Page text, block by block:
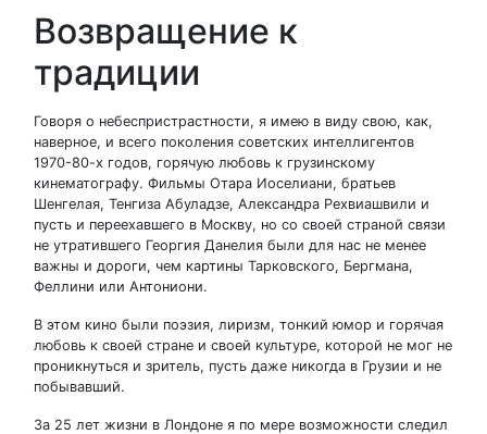
Возвращение к
традиции
Говоря о небеспристрастности, я имею в виду свою, как,
наверное, и всего поколения советских интеллигентов
1970-80-х годов, горячую любовь к грузинскому
кинематографу. Фильмы Отара Иоселиани, братьев
Шенгелая, Тенгиза Абуладзе, Александра Рехвиашвили и
пусть и переехавшего в Москву, но со своей страной связи
не утратившего Георгия Данелия были для нас не менее
важны и дороги, чем картины Тарковского, Бергмана,
Феллини или Антониони.
В этом кино были поэзия, лиризм, тонкий юмор и горячая
любовь к своей стране и своей культуре, которой не мог не
проникнуться и зритель, пусть даже никогда в Грузии и не
побывавший.
За 25 лет жизни в Лондоне я по мере возможности следил